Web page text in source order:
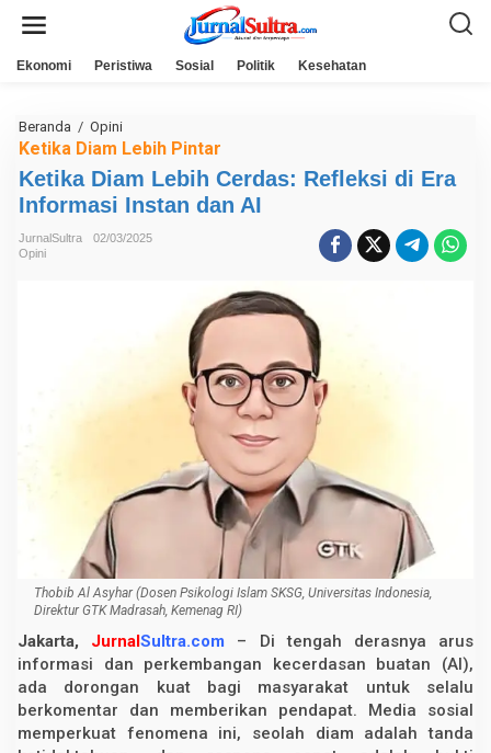
Ekonomi Peristiwa Sosial Politik Kesehatan
Beranda / Opini
e
t
i
a
i
R
e
s
i
d
i
r
a
f
Ketika Diam Lebih Pintar
Ketika Diam Lebih Cerdas: Refleksi di Era
Informasi Instan dan AI
JurnalSultra
02/03/2025
Opini
Thobib Al Asyhar (Dosen Psikologi Islam SKSG, Universitas Indonesia,
Direktur GTK Madrasah, Kemenag RI)
Jakarta, JurnalSultra.com – Di tengah derasnya arus
informasi dan perkembangan kecerdasan buatan (AI),
ada dorongan kuat bagi masyarakat untuk selalu
berkomentar dan memberikan pendapat. Media sosial
memperkuat fenomena ini, seolah diam adalah tanda